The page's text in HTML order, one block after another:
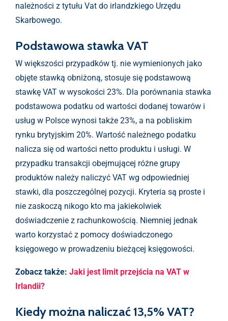
należności z tytułu Vat do irlandzkiego Urzędu
Skarbowego.
Podstawowa stawka VAT
W większości przypadków tj. nie wymienionych jako
objęte stawką obniżoną, stosuje się podstawową
stawkę VAT w wysokości 23%. Dla porównania stawka
podstawowa podatku od wartości dodanej towarów i
usług w Polsce wynosi także 23%, a na pobliskim
rynku brytyjskim 20%. Wartość należnego podatku
nalicza się od wartości netto produktu i usługi. W
przypadku transakcji obejmującej różne grupy
produktów należy naliczyć VAT wg odpowiedniej
stawki, dla poszczególnej pozycji. Kryteria są proste i
nie zaskoczą nikogo kto ma jakiekolwiek
doświadczenie z rachunkowością. Niemniej jednak
warto korzystać z pomocy doświadczonego
księgowego w prowadzeniu bieżącej księgowości.
Zobacz także: Jaki jest limit przejścia na VAT w
Irlandii?
Kiedy można naliczać 13,5% VAT?